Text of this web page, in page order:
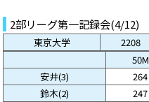
2部リーグ第一記録会(4/12)
東京大学 2208
50M
安井(3)
264
鈴木(2)
247